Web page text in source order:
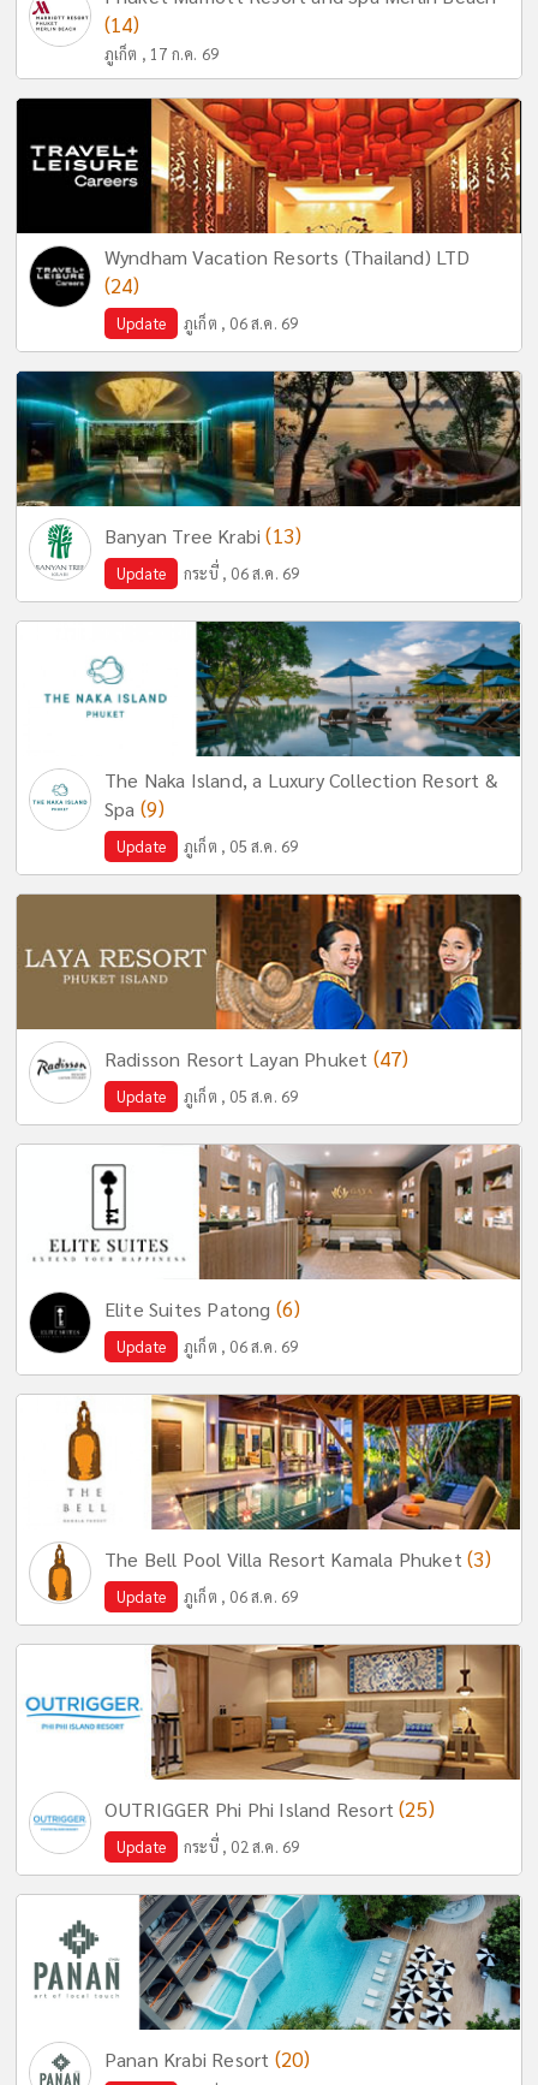
(14)
ภูเก็ต , 17 ก.ค. 69
Wyndham Vacation Resorts (Thailand) LTD
(24)
Update ภูเก็ต , 06 ส.ค. 69
Banyan Tree Krabi(13)
Update กระบี่ , 06 ส.ค. 69
The Naka Island, a Luxury Collection Resort &
Spa (9)
Update ภูเก็ต , 05 ส.ค. 69
Radisson Resort Layan Phuket (47)
Update ภูเก็ต , 05 ส.ค. 69
Elite Suites Patong (6)
Update ภูเก็ต , 06 ส.ค. 69
The Bell Pool Villa Resort Kamala Phuket (3)
Update ภูเก็ต , 06 ส.ค. 69
OUTRIGGER Phi Phi Island Resort(25)
Update กระบี่ , 02 ส.ค. 69
Panan Krabi Resort (20)